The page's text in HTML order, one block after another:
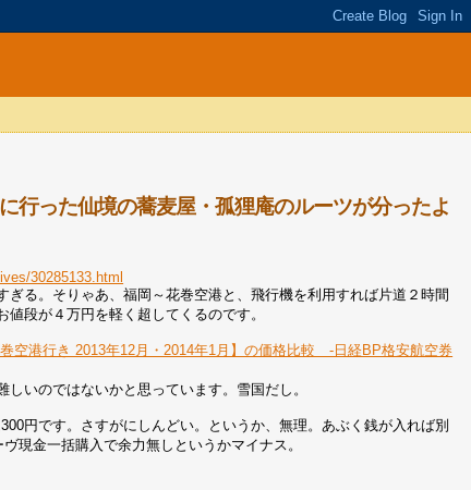
行った仙境の蕎麦屋・孤狸庵のルーツが分ったよ
30285133.html
ぎる。そりゃあ、福岡～花巻空港と、飛行機を利用すれば片道２時間
段が４万円を軽く超してくるのです。
空港行き 2013年12月・2014年1月】の価格比較 -日経BP格安航空券
いのではないかと思っています。雪国だし。
円です。さすがにしんどい。というか、無理。あぶく銭が入れば別
現金一括購入で余力無しというかマイナス。